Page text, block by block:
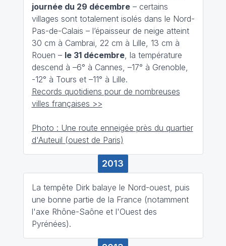
journée du 29 décembre– certains
villages sont totalement isolés dans le Nord-
Pas-de-Calais – l’épaisseur de neige atteint
30 cm à Cambrai, 22 cm à Lille, 13 cm à
Rouen – le 31 décembre, la température
descend à –6° à Cannes, –17° à Grenoble,
-12° à Tours et –11° à Lille.
Records quotidiens pour de nombreuses
villes françaises >>
Photo : Une route enneigée près du quartier
d'Auteuil (ouest de Paris)
2013
La tempête Dirk balaye le Nord-ouest, puis
une bonne partie de la France (notamment
l'axe Rhône-Saône et l'Ouest des
Pyrénées).